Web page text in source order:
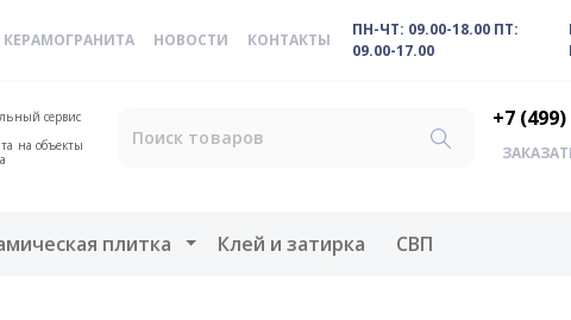
КЕРАМОГРАНИТА НОВОСТИ КОНТАКТЫ
ПН-ЧТ: 09.00-18.00 ПТ:
09.00-17.00
сервис
на объекты
+7
меню плитка Открыть меню
Клей и затирка СВП